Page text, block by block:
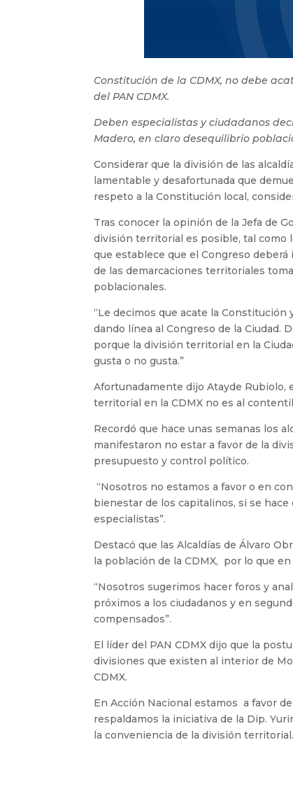
Constitución de la CDMX, no debe
del PAN CDMX.
Deben especialistas y ciudadanos
Madero, en claro desequilibrio
Considerar que la división de las
lamentable y desafortunada que
respeto a la Constitución local,
Tras conocer la opinión de la Jefa de
división territorial es posible, tal como
que establece que el Congreso
de las demarcaciones territoriales
poblacionales.
“Le decimos que acate la
dando línea al Congreso de la Ciudad.
porque la división territorial en la
gusta o no gusta.”
Afortunadamente dijo Atayde
territorial en la CDMX no es al
Recordó que hace unas semanas los
manifestaron no estar a favor de la
presupuesto y control político.
“Nosotros no estamos a favor o en
bienestar de los capitalinos, si se
especialistas”.
Destacó que las Alcaldías de Álvaro
la población de la CDMX, por lo que
“Nosotros sugerimos hacer foros y
próximos a los ciudadanos y en
compensados”.
El líder del PAN CDMX dijo que la
divisiones que existen al interior de
CDMX.
En Acción Nacional estamos a favor
respaldamos la iniciativa de la Dip.
la conveniencia de la división territorial.